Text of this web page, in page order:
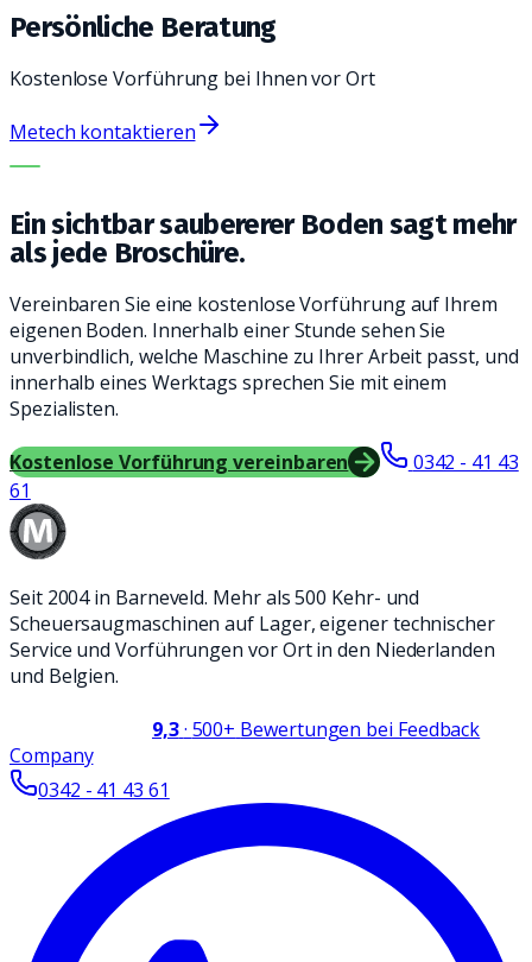
Persönliche Beratung
Kostenlose Vorführung bei Ihnen vor Ort
Metech kontaktieren
DIE RICHTIGE MASCHINE. DER BESTE SERVICE.
Ein sichtbar saubererer Boden sagt mehr
als jede Broschüre.
Vereinbaren Sie eine kostenlose Vorführung auf Ihrem
eigenen Boden. Innerhalb einer Stunde sehen Sie
unverbindlich, welche Maschine zu Ihrer Arbeit passt, und
innerhalb eines Werktags sprechen Sie mit einem
Spezialisten.
Kostenlose Vorführung vereinbaren
0342 - 41 43
61
Seit 2004 in Barneveld. Mehr als 500 Kehr- und
Scheuersaugmaschinen auf Lager, eigener technischer
Service und Vorführungen vor Ort in den Niederlanden
und Belgien.
9,3· 500+ Bewertungen bei Feedback
Company
0342 - 41 43 61